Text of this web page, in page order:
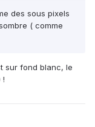
des sous pixels
( comme
sur fond blanc, le
!